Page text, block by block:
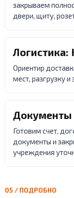
закрываем
двери, щиту,
Логистика:
Ориентир
мест, разгрузку
Документы
Готовим счет,
документы и
учреждения
05 / ПОДРОБНО